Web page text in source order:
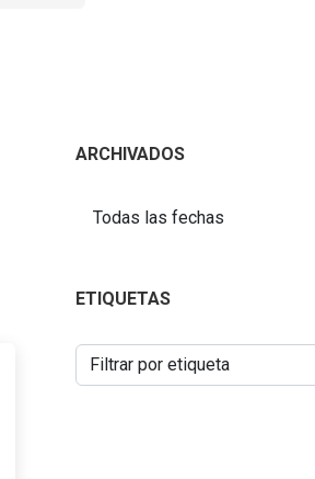
ARCHIVADOS
ETIQUETAS
Filtrar por etiqueta